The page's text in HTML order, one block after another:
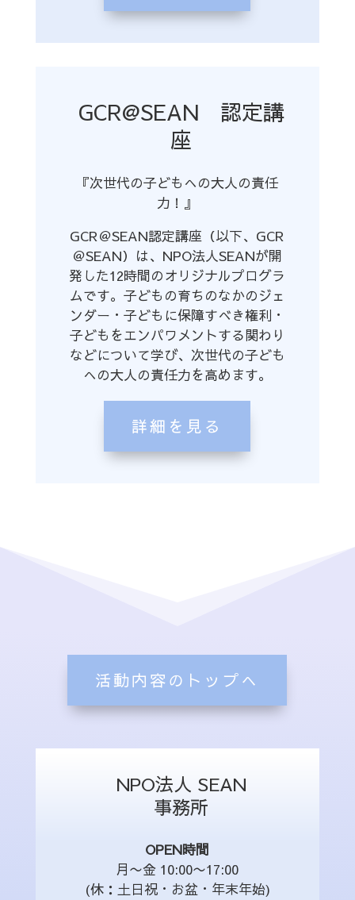
GCR@SEAN 認定講
座
『次世代の子どもへの大人の責任
力！』
GCR＠SEAN認定講座（以下、GCR
＠SEAN）は、NPO法人SEANが開
発した12時間のオリジナルプログラ
ムです。子どもの育ちのなかのジェ
ンダー・子どもに保障すべき権利・
子どもをエンパワメントする関わり
などについて学び、次世代の子ども
への大人の責任力を高めます。
詳細を見る
活動内容のトップへ
NPO法人 SEAN
事務所
OPEN時間
月〜金 10:00〜17:00
(休：土日祝・お盆・年末年始)